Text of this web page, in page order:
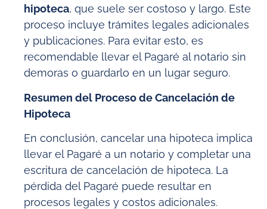
hipoteca, que suele ser costoso y largo. Este
proceso incluye trámites legales adicionales
y publicaciones. Para evitar esto, es
recomendable llevar el Pagaré al notario sin
demoras o guardarlo en un lugar seguro.
Resumen del Proceso de Cancelación de
Hipoteca
En conclusión, cancelar una hipoteca implica
llevar el Pagaré a un notario y completar una
escritura de cancelación de hipoteca. La
pérdida del Pagaré puede resultar en
procesos legales y costos adicionales.